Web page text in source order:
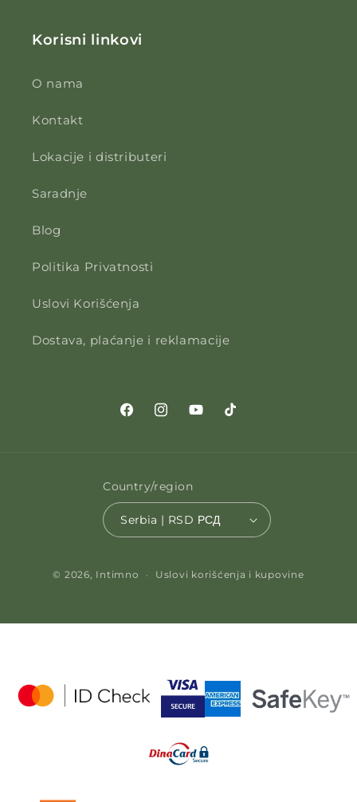
Korisni linkovi
O nama
Kontakt
Lokacije i distributeri
Saradnje
Blog
Politika Privatnosti
Uslovi Korišćenja
Dostava, plaćanje i reklamacije
FacebookInstagramYouTubeTikTok
Country/region
Serbia | RSD РСД
© 2026, Intimno Uslovi korišćenja i kupovine